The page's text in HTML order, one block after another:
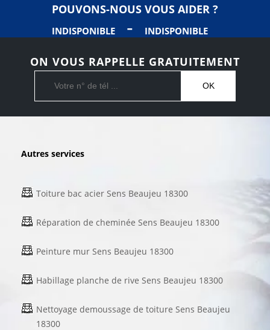
POUVONS-NOUS VOUS AIDER ?
INDISPONIBLE - INDISPONIBLE
ON VOUS RAPPELLE GRATUITEMENT
Autres services
Toiture bac acier Sens Beaujeu 18300
Réparation de cheminée Sens Beaujeu 18300
Peinture mur Sens Beaujeu 18300
Habillage planche de rive Sens Beaujeu 18300
Nettoyage demoussage de toiture Sens Beaujeu
18300